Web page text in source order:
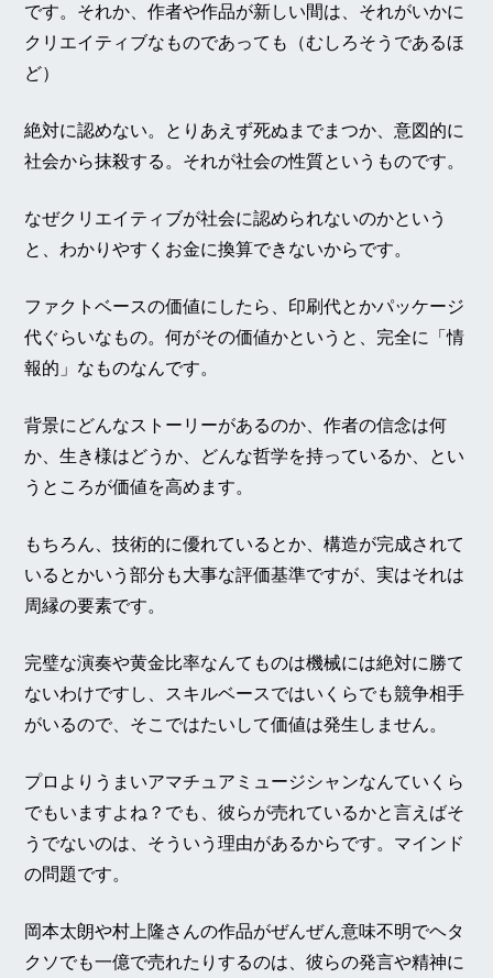
です。それか、作者や作品が新しい間は、それがいかに
クリエイティブなものであっても（むしろそうであるほ
ど）
絶対に認めない。とりあえず死ぬまでまつか、意図的に
社会から抹殺する。それが社会の性質というものです。
なぜクリエイティブが社会に認められないのかという
と、わかりやすくお金に換算できないからです。
ファクトベースの価値にしたら、印刷代とかパッケージ
代ぐらいなもの。何がその価値かというと、完全に「情
報的」なものなんです。
背景にどんなストーリーがあるのか、作者の信念は何
か、生き様はどうか、どんな哲学を持っているか、とい
うところが価値を高めます。
もちろん、技術的に優れているとか、構造が完成されて
いるとかいう部分も大事な評価基準ですが、実はそれは
周縁の要素です。
完璧な演奏や黄金比率なんてものは機械には絶対に勝て
ないわけですし、スキルベースではいくらでも競争相手
がいるので、そこではたいして価値は発生しません。
プロよりうまいアマチュアミュージシャンなんていくら
でもいますよね？でも、彼らが売れているかと言えばそ
うでないのは、そういう理由があるからです。マインド
の問題です。
岡本太朗や村上隆さんの作品がぜんぜん意味不明でヘタ
クソでも一億で売れたりするのは、彼らの発言や精神に